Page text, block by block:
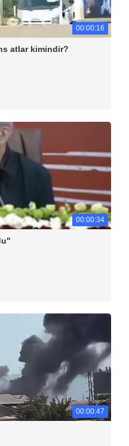
00:00:16
atlar kimindir?
00:00:34
00:00:47